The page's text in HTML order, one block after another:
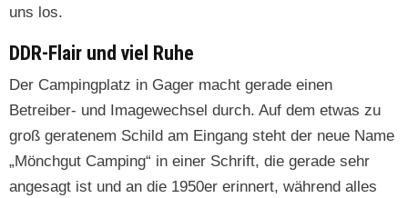
uns los.
DDR-Flair und viel Ruhe
Der Camp­ing­platz in Gager macht ger­ade einen
Betreiber- und Imagewech­sel durch. Auf dem etwas zu
groß ger­aten­em Schild am Ein­gang ste­ht der neue Name
„Mönchgut Camp­ing“ in ein­er Schrift, die ger­ade sehr
ange­sagt ist und an die 1950er erin­nert, während alles